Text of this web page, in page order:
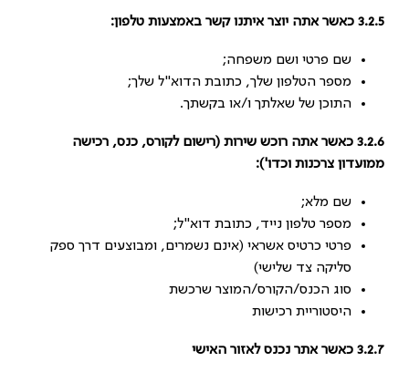
3.2.5 כאשר אתה יוצר איתנו קשר באמצעות טלפון:
שם פרטי ושם משפחה;
מספר הטלפון שלך, כתובת הדוא"ל שלך;
התוכן של שאלתך ו/או בקשתך.
3.2.6 כאשר אתה רוכש שירות (רישום לקורס, כנס, רכישה
ממועדון צרכנות וכדו'):
שם מלא;
מספר טלפון נייד, כתובת דוא"ל;
פרטי כרטיס אשראי (אינם נשמרים, ומבוצעים דרך ספק
סליקה צד שלישי)
סוג הכנס/הקורס/המוצר שרכשת
היסטוריית רכישות
3.2.7 כאשר אתר נכנס לאזור האישי